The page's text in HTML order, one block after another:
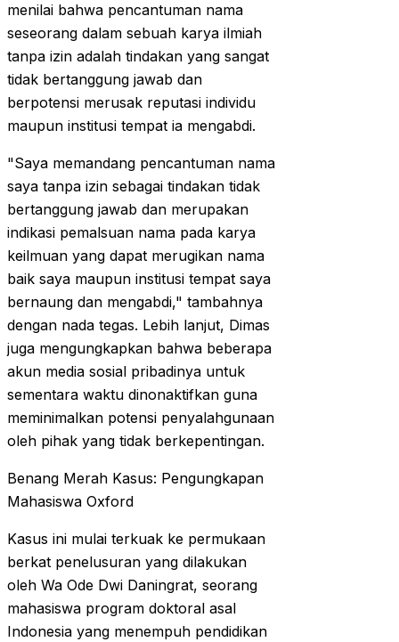
menilai bahwa pencantuman nama
seseorang dalam sebuah karya ilmiah
tanpa izin adalah tindakan yang sangat
tidak bertanggung jawab dan
berpotensi merusak reputasi individu
maupun institusi tempat ia mengabdi.
"Saya memandang pencantuman nama
saya tanpa izin sebagai tindakan tidak
bertanggung jawab dan merupakan
indikasi pemalsuan nama pada karya
keilmuan yang dapat merugikan nama
baik saya maupun institusi tempat saya
bernaung dan mengabdi," tambahnya
dengan nada tegas. Lebih lanjut, Dimas
juga mengungkapkan bahwa beberapa
akun media sosial pribadinya untuk
sementara waktu dinonaktifkan guna
meminimalkan potensi penyalahgunaan
oleh pihak yang tidak berkepentingan.
Benang Merah Kasus: Pengungkapan
Mahasiswa Oxford
Kasus ini mulai terkuak ke permukaan
berkat penelusuran yang dilakukan
oleh Wa Ode Dwi Daningrat, seorang
mahasiswa program doktoral asal
Indonesia yang menempuh pendidikan